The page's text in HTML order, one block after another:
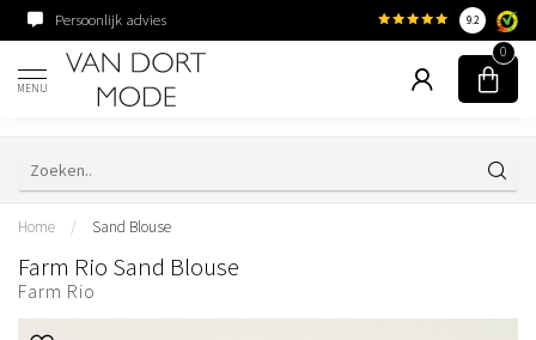
Persoonlijk advies Familiebedrijf sinds
9.2
MENU
0
Home / Sand Blouse
Farm Rio Sand Blouse
Farm Rio